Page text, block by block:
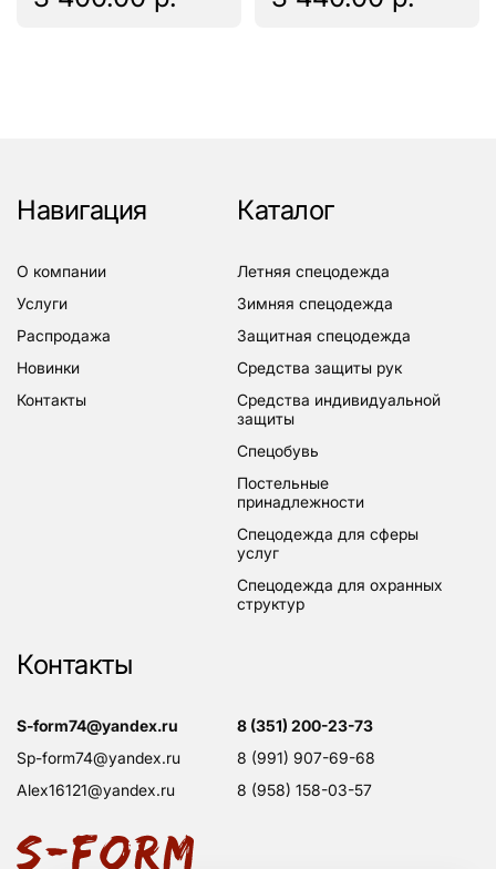
Навигация
о компании
услуги
распродажа
новинки
контакты
Каталог
летняя спецодежда
зимняя спецодежда
защитная спецодежда
средства защиты рук
средства индивидуальной
защиты
спецобувь
постельные
принадлежности
спецодежда для сферы
услуг
спецодежда для охранных
структур
Контакты
s-form74@yandex.ru
sp-form74@yandex.ru
alex16121@yandex.ru
8 (351) 200-23-73
8 (991) 907-69-68
8 (958) 158-03-57